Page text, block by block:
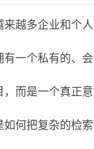
来越多企业和
一个私有的、
而是一个真正
何把复杂的检